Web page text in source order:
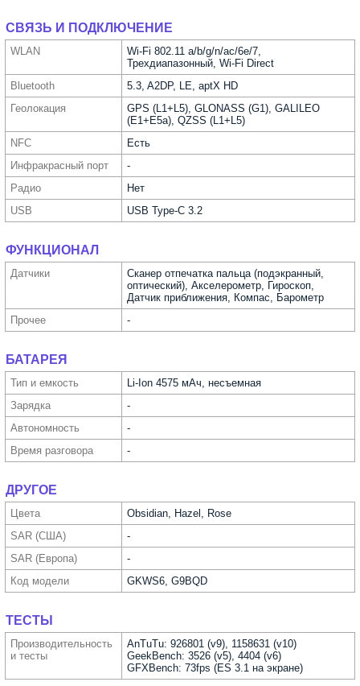
СВЯЗЬ И ПОДКЛЮЧЕНИЕ
WLAN
Wi-Fi 802.11 a/b/g/n/ac/6e/7,
Трехдиапазонный, Wi-Fi Direct
Bluetooth
5.3, A2DP, LE, aptX HD
Геолока­ция
GPS (L1+L5), GLONASS (G1), GALILEO
(E1+E5a), QZSS (L1+L5)
NFC
Есть
Инфра­красный порт
-
Радио
Нет
USB
USB Type-C 3.2
ФУНКЦИОНАЛ
Датчики
Сканер отпечатка пальца (подэкранный,
оптический), Акселерометр, Гироскоп,
Датчик приближения, Компас, Барометр
Прочее
-
БАТАРЕЯ
Тип и емкость
Li-Ion 4575 мАч, несъемная
Зарядка
-
Автоно­мность
-
Время разговора
-
ДРУГОЕ
Цвета
Obsidian, Hazel, Rose
SAR (США)
-
SAR (Европа)
-
Код модели
GKWS6, G9BQD
ТЕСТЫ
Производи­тельность
и тесты
AnTuTu: 926801 (v9), 1158631 (v10)
GeekBench: 3526 (v5), 4404 (v6)
GFXBench: 73fps (ES 3.1 на экране)